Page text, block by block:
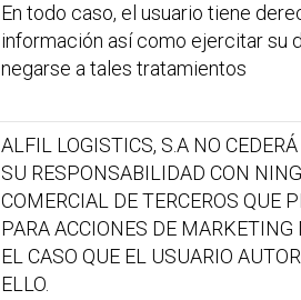
En todo caso, el usuario tiene
información así como ejercitar su
negarse a tales tratamientos
ALFIL LOGISTICS, S.A NO
SU RESPONSABILIDAD CON
COMERCIAL DE TERCEROS QUE
PARA ACCIONES DE MARKETING
EL CASO QUE EL USUARIO
ELLO.